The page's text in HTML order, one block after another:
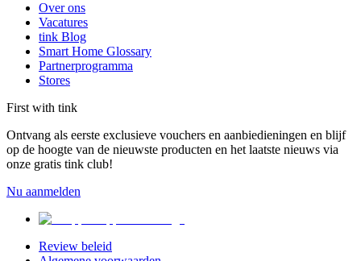
Over ons
Vacatures
tink Blog
Smart Home Glossary
Partnerprogramma
Stores
First with tink
Ontvang als eerste exclusieve vouchers en aanbiedieningen en blijf
op de hoogte van de nieuwste producten en het laatste nieuws via
onze gratis tink club!
Nu aanmelden
Review beleid